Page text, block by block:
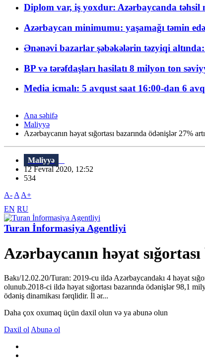
Diplom var, iş yoxdur: Azərbaycanda
Azərbaycan minimumu: yaşamağı təmin
Ənənəvi bazarlar şəbəkələrin təzyiqi
BP və tərəfdaşları hasilatı 8 milyon ton
Media icmalı: 5 avqust saat 16:00-dan 6
Ana səhifə
Maliyyə
Azərbaycanın həyat sığortası bazarında ödənişlər 27%
Maliyyə
12 Fevral 2020, 12:52
534
A- A A+
EN RU
Turan İnformasiya Agentliyi
Azərbaycanın həyat
Bakı/12.02.20/Turan: 2019-cu ildə Azərbaycandakı 4 həyat
olunub.2018-ci ildə həyat sığortası bazarında ödənişlər 98,1
ödəniş dinamikası fərqlidir. İl ər...
Daha çox oxumaq üçün daxil olun və ya abunə olun
Daxil ol Abunə ol